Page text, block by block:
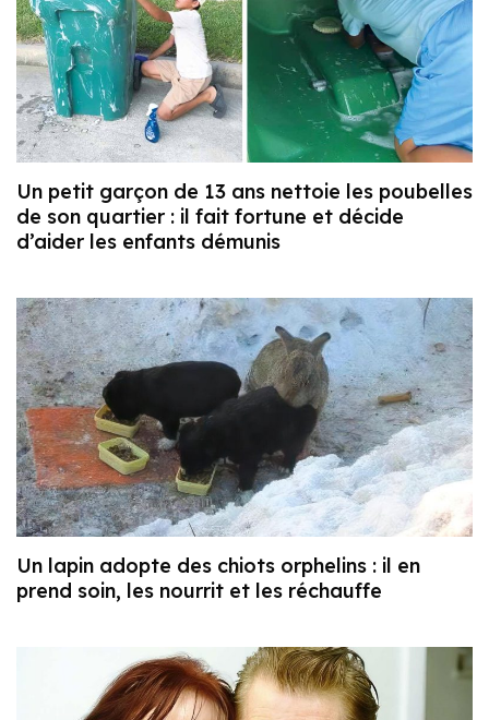
Un petit garçon de 13 ans nettoie les poubelles
de son quartier : il fait fortune et décide
d’aider les enfants démunis
Un lapin adopte des chiots orphelins : il en
prend soin, les nourrit et les réchauffe